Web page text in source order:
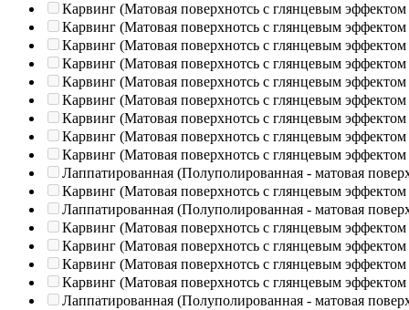
Карвинг (Матовая поверхнотсь с глянцевым эффектом
Карвинг (Матовая поверхнотсь с глянцевым эффектом
Карвинг (Матовая поверхнотсь с глянцевым эффектом
Карвинг (Матовая поверхнотсь с глянцевым эффектом
Карвинг (Матовая поверхнотсь с глянцевым эффектом
Карвинг (Матовая поверхнотсь с глянцевым эффектом
Карвинг (Матовая поверхнотсь с глянцевым эффектом
Карвинг (Матовая поверхнотсь с глянцевым эффектом
Карвинг (Матовая поверхнотсь с глянцевым эффектом
Лаппатированная (Полуполированная - матовая
Карвинг (Матовая поверхнотсь с глянцевым эффектом
Лаппатированная (Полуполированная - матовая
Карвинг (Матовая поверхнотсь с глянцевым эффектом
Карвинг (Матовая поверхнотсь с глянцевым эффектом
Карвинг (Матовая поверхнотсь с глянцевым эффектом
Карвинг (Матовая поверхнотсь с глянцевым эффектом
Лаппатированная (Полуполированная - матовая